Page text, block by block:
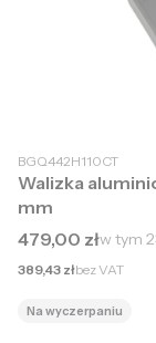
BGQ442H110CT
Walizka
mm
Cena brutto
479,00 złw tym
Cena netto
389,43 złbez VAT
Na wyczerpaniu